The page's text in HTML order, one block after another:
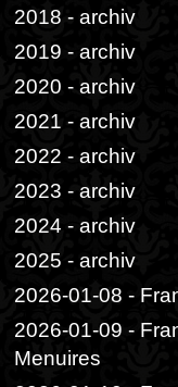
2018 - archiv
2019 - archiv
2020 - archiv
2021 - archiv
2022 - archiv
2023 - archiv
2024 - archiv
2025 - archiv
2026-01-08 -
2026-01-09 -
Menuires